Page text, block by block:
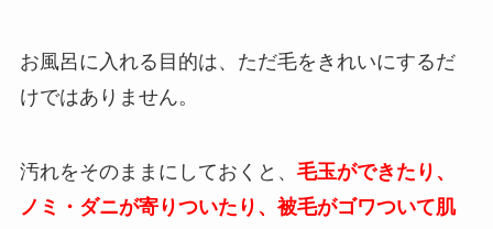
お風呂に入れる目的は、ただ毛をきれいにするだ
けではありません。
汚れをそのままにしておくと、 毛玉ができたり、
ノミ・ダニが寄りついたり、被毛がゴワついて肌